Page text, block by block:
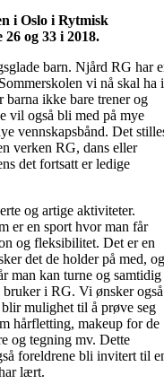
i Oslo i Rytmisk
og 33 i 2018.
barn. Njård RG har
vi nå skal ha i
ikke bare trener og
vil også bli med på mye
vennskapsbånd. Det
verken RG, dans eller
det fortsatt er ledige
og artige aktiviteter.
er en sport hvor man får
og fleksibilitet. Det er en
det de holder på med, og
man kan turne og samtidig
bruker i RG. Vi ønsker også
mulighet til å prøve seg
hårfletting, makeup for de
og tegning mv. Dette
foreldrene bli invitert til
lært.